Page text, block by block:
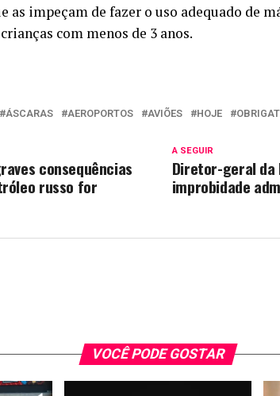
as impeçam de fazer o uso adequado de
com menos de 3 anos.
ÁSCARAS AEROPORTOS AVIÕES HOJE
A SEGUIR
Diretor-geral da
improbidade
consequências
russo for
VOCÊ PODE GOSTAR